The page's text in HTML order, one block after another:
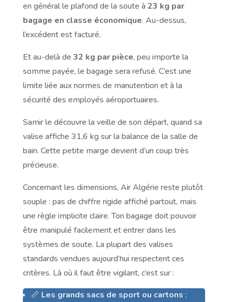
en général le plafond de la soute à 23 kg par
bagage en classe économique. Au-dessus,
l’excédent est facturé.
Et au-delà de 32 kg par pièce, peu importe la
somme payée, le bagage sera refusé. C’est une
limite liée aux normes de manutention et à la
sécurité des employés aéroportuaires.
Samir le découvre la veille de son départ, quand sa
valise affiche 31,6 kg sur la balance de la salle de
bain. Cette petite marge devient d’un coup très
précieuse.
Concernant les dimensions, Air Algérie reste plutôt
souple : pas de chiffre rigide affiché partout, mais
une règle implicite claire. Ton bagage doit pouvoir
être manipulé facilement et entrer dans les
systèmes de soute. La plupart des valises
standards vendues aujourd’hui respectent ces
critères. Là où il faut être vigilant, c’est sur :
📏 Les grands sacs de sport ou cartons :